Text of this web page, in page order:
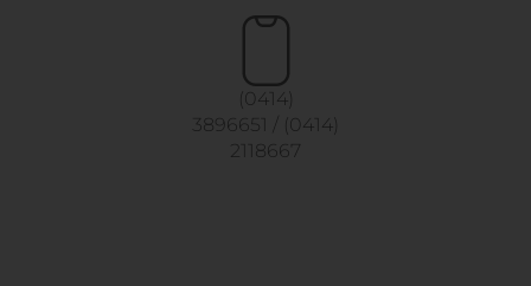
(0414)
3896651
(0414)
2118667